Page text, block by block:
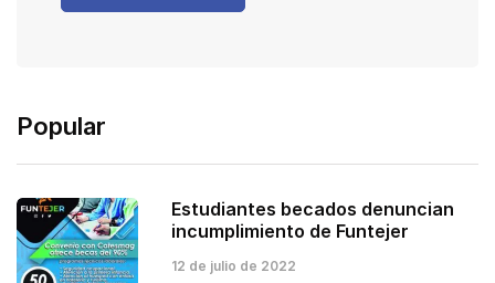
Popular
Estudiantes becados denuncian
incumplimiento de Funtejer
12 de julio de 2022